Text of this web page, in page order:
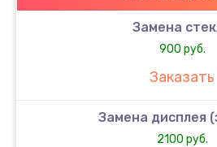
Замена
900 руб.
Заказать
Замена дисплея
2100 руб.